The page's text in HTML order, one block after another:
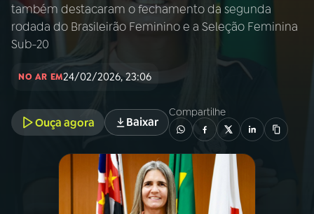
02A RÁDIO
03PROGRAMAÇÃO
PROGRAMAS
também destacaram o fechamento da segunda
rodada do Brasileirão Feminino e a Seleção Feminina
Sub-20
NO AR EM24/02/2026, 23:06
Ouça agora Baixar
Compartilhe